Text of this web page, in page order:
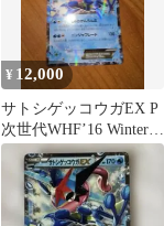
¥ 12,000
サトシゲッコウガEX P
次世代WHF’16 Winter
来場者特典 キラ …